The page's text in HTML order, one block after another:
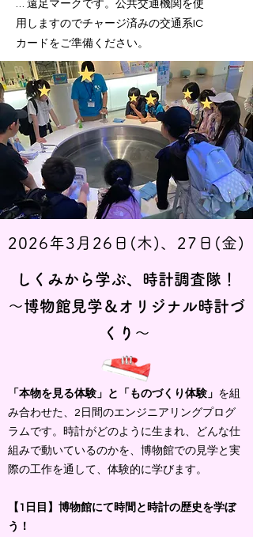
… 遠足マークです。 公共交通機関を使
用しますのでチャージ済みの交通系IC
カードをご準備ください。
2026年3月26日(木)、27日(金)
しくみから学ぶ、時計調査隊！
〜博物館見学＆オリジナル時計づ
くり〜
「本物を見る体験」と「ものづくり体験」 を組
み合わせた、2日間のエンジニアリングプログ
ラムです。時計がどのように生まれ、どんな仕
組みで動いているのかを、博物館での見学と実
際の工作を通して、体験的に学びます。
【1日目】博物館にて時間と時計の歴史を学ぼ
う！